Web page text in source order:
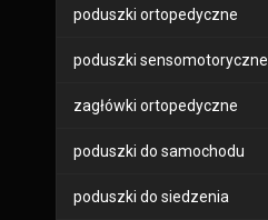
poduszki ortopedyczne
poduszki sensomotoryczne
zagłówki ortopedyczne
poduszki do samochodu
poduszki do siedzenia